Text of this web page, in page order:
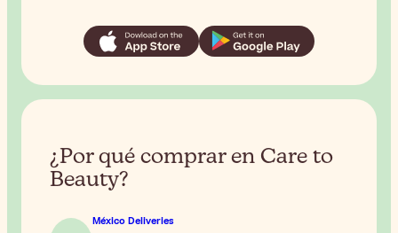
¿Por qué comprar en Care to
Beauty?
México Deliveries